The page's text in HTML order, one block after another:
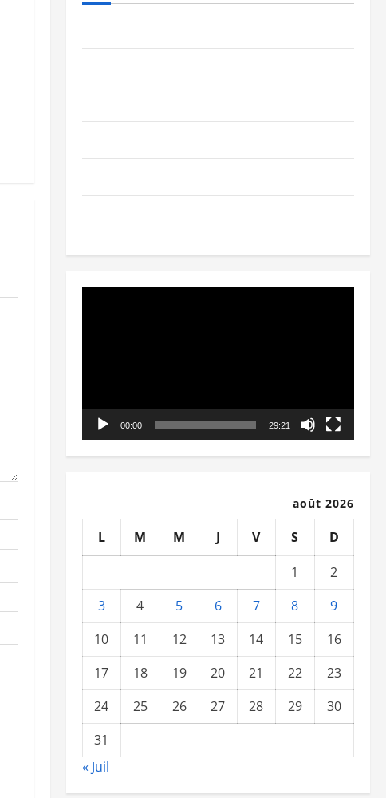
00:00 29:21
août 2026
L M M J V S
D
1
2
3
4 5 6 7 8
9
10
11 12 13 14 15
16
17
18 19 20 21 22
23
24
25 26 27 28 29
30
31
« Juil